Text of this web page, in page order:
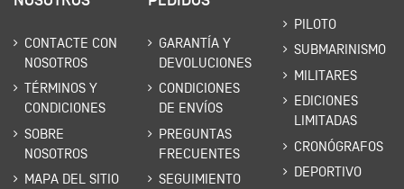
CONTACTE CON
NOSOTROS
TÉRMINOS Y
CONDICIONES
SOBRE
NOSOTROS
MAPA DEL SITIO
GARANTÍA Y
DEVOLUCIONES
CONDICIONES
DE ENVÍOS
PREGUNTAS
FRECUENTES
SEGUIMIENTO
PILOTO
SUBMARINISMO
MILITARES
EDICIONES
LIMITADAS
CRONÓGRAFOS
DEPORTIVO